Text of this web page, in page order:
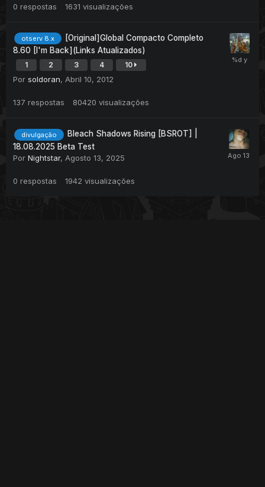
0 respostas 1631 visualizações
otserv 8.x
[Original]Global Compacto Completo
8.60 [I'm Back](Links Atualizados)
1 2 3 4 10
Por soldoran, Abril 10, 2012
137 respostas 80420 visualizações
divulgação
Bleach Shadows Rising [BSROT] |
18.08.2025 Beta Test
Por Nightstar, Agosto 13, 2025
0 respostas 1942 visualizações